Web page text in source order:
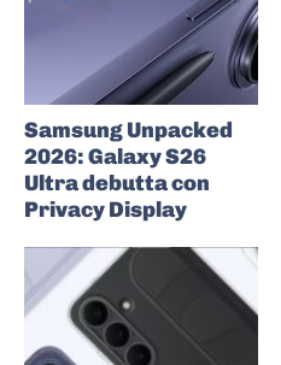
Samsung Unpacked
2026: Galaxy S26
Ultra debutta con
Privacy Display